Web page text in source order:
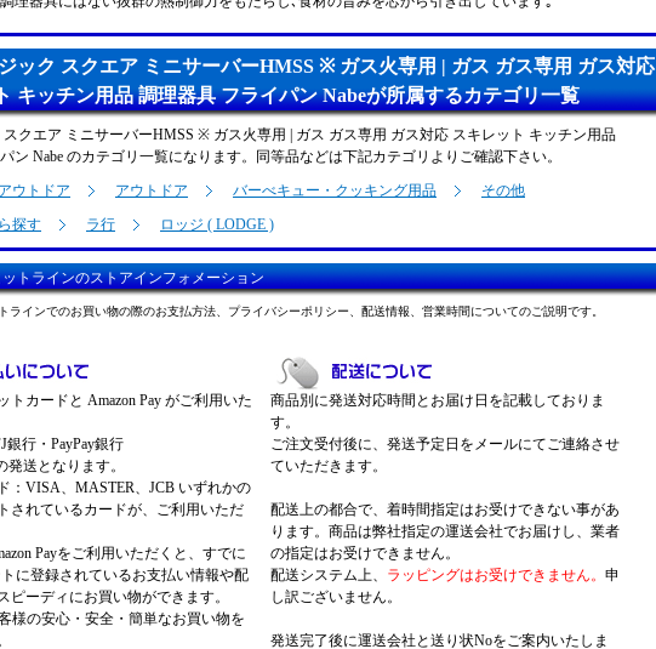
ック スクエア ミニサーバーHMSS ※ ガス火専用 | ガス ガス専用 ガス対応
キッチン用品 調理器具 フライパン Nabeが所属するカテゴリ一覧
スクエア ミニサーバーHMSS ※ ガス火専用 | ガス ガス専用 ガス対応 スキレット キッチン用品
ン Nabe のカテゴリ一覧になります。同等品などは下記カテゴリよりご確認下さい。
ウトドア
アウトドア バーべキュー・クッキング用品
その他
探す
ラ行 ロッジ ( LODGE )
トラインのストアインフォメーション
ラインでのお買い物の際のお支払方法、プライバシーポリシー、配送情報、営業時間についてのご説明です。
トカードと Amazon Pay がご利用いた
銀行・PayPay銀行
送となります。
：VISA、MASTER、JCB いずれかの
されているカードが、ご利用いただ
Payをご利用いただくと、すでに
に登録されているお支払い情報や配
ピーディにお買い物ができます。
様の安心・安全・簡単なお買い物を
商品別に発送対応時間とお届け日を記載しておりま
す。
ご注文受付後に、発送予定日をメールにてご連絡させ
ていただきます。
配送上の都合で、着時間指定はお受けできない事があ
ります。商品は弊社指定の運送会社でお届けし、業者
の指定はお受けできません。
配送システム上、
ラッピングはお受けできません。 申
し訳ございません。
発送完了後に運送会社と送り状Noをご案内いたしま